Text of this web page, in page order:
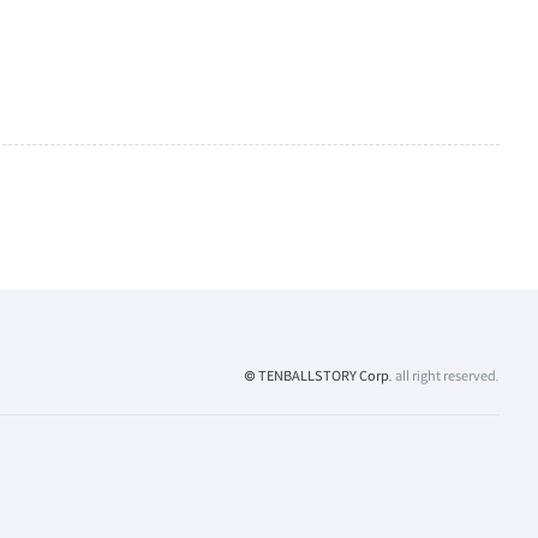
© TENBALLSTORY Corp. all right reserved.